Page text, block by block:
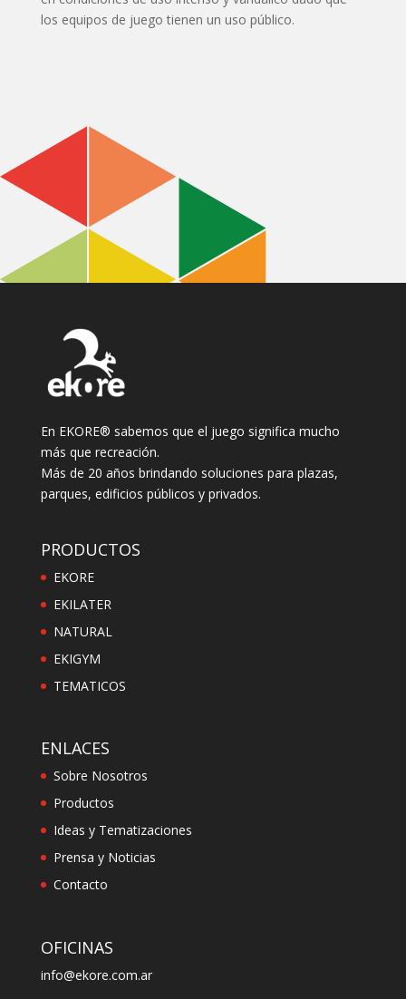
los equipos de juego tienen un uso público.
En EKORE® sabemos que el juego significa mucho
más que recreación.
Más de 20 años brindando soluciones para plazas,
parques, edificios públicos y privados.
PRODUCTOS
EKORE
EKILATER
NATURAL
EKIGYM
TEMATICOS
ENLACES
Sobre Nosotros
Productos
Ideas y Tematizaciones
Prensa y Noticias
Contacto
OFICINAS
info@ekore.com.ar